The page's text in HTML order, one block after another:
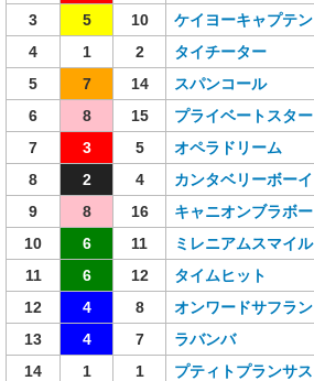
3
5 10 ケイヨーキャプテン
4
1 2 タイチーター
5
7 14 スパンコール
6
8 15 プライベートスター
7
3 5 オペラドリーム
8
2 4 カンタベリーボーイ
9
8 16 キャニオンブラボー
10
6 11 ミレニアムスマイル
11
6 12 タイムヒット
12
4 8 オンワードサフラン
13
4 7 ラバンバ
14
1 1 プティトプランサス